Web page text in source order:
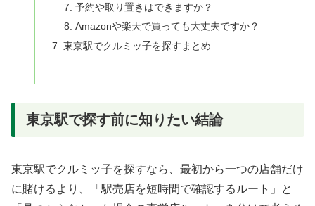
予約や取り置きはできますか？
Amazonや楽天で買っても大丈夫ですか？
東京駅でクルミッ子を探すまとめ
東京駅で探す前に知りたい結論
東京駅でクルミッ子を探すなら、最初から一つの店舗だけ
に賭けるより、「駅売店を短時間で確認するルート」と